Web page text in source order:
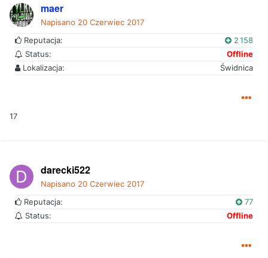
maer
Napisano 20 Czerwiec 2017
Reputacja:
2 158
Status:
Offline
Lokalizacja:
Świdnica
17
darecki522
Napisano 20 Czerwiec 2017
Reputacja:
77
Status:
Offline